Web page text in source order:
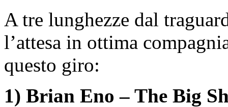
A tre lunghezze dal
l’attesa in ottima
questo giro:
1) Brian Eno – The Big